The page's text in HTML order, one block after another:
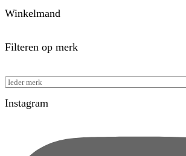
Winkelmand
Filteren op merk
Instagram